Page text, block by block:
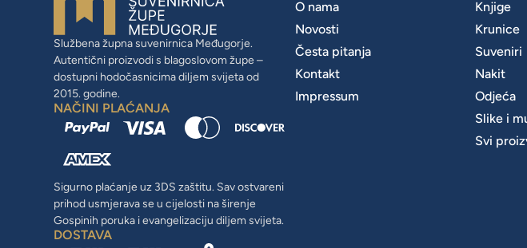
Službena župna suvenirnica Međugorje.
Autentični proizvodi s blagoslovom župe –
dostupni hodočasnicima diljem svijeta od
2015. godine.
NAČINI PLAĆANJA
Sigurno plaćanje uz 3DS zaštitu. Sav ostvareni
prihod usmjerava se u cijelosti na širenje
Gospinih poruka i evangelizaciju diljem svijeta.
DOSTAVA
O nama
Novosti
Česta pitanja
Kontakt
Impressum
Knjige
Krunice
Suveniri
Nakit
Odjeća
Slike i
Svi